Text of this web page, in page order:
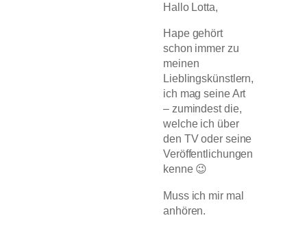
Hallo Lotta,
Hape gehört
schon immer zu
meinen
Lieblingskünstlern,
ich mag seine Art
– zumindest die,
welche ich über
den TV oder seine
Veröffentlichungen
kenne 😉
Muss ich mir mal
anhören.